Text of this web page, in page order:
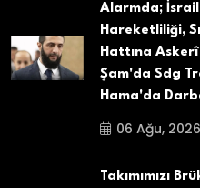
Alarmda; İsrail
Hareketliliği,
Hattına Askerî
Şam'da Sdg
Hama'da
06 Ağu, 2026
Takımımızı